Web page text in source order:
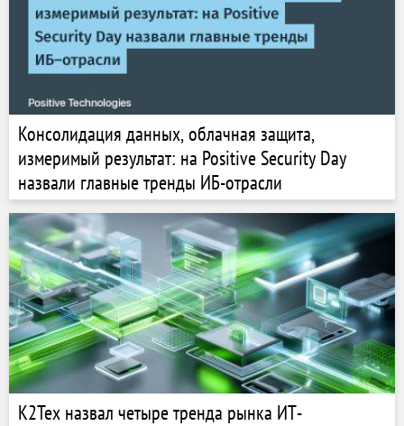
Консолидация данных, облачная защита,
измеримый результат: на Positive Security Day
назвали главные тренды ИБ-отрасли
К2Тех назвал четыре тренда рынка ИТ-